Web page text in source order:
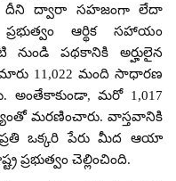
దీని ద్వారా సహజంగా లేదా
ఆర్థిక సహాయం
నుండి పథకానికి అర్హులైన
11,022 మంది సాధారణ
అంతేకాకుండా, మరో 1,017
మరణించారు. వాస్తవానికి
ఒక్కరి పేరు మీద ఆయా
ప్రభుత్వం చెల్లించింది.